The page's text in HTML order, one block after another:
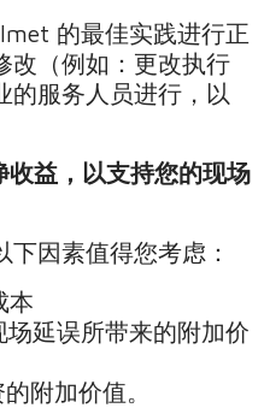
的最佳实践进行正
改（例如：更改执行
的服务人员进行，以
益，以支持您的现场
因素值得您考虑：
本
延误所带来的附加价
附加价值。